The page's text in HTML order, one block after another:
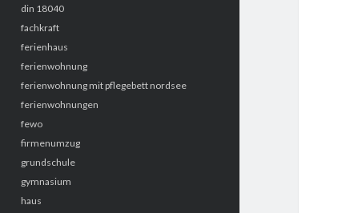
din 18040
fachkraft
ferienhaus
ferienwohnung
ferienwohnung mit pflegebett nordsee
ferienwohnungen
fewo
firmenumzug
grundschule
gymnasium
haus